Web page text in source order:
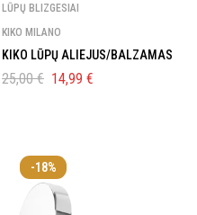
LŪPŲ BLIZGESIAI
KIKO MILANO
KIKO LŪPŲ ALIEJUS/BALZAMAS
25,00€ 14,99 €
-18%